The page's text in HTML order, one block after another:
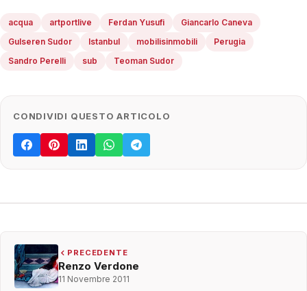
acqua artportlive Ferdan Yusufi
Giancarlo Caneva
Gulseren Sudor
Istanbul mobilisinmobili
Perugia
Sandro Perelli
sub Teoman Sudor
CONDIVIDI QUESTO ARTICOLO
PRECEDENTE
Renzo Verdone
11 Novembre 2011